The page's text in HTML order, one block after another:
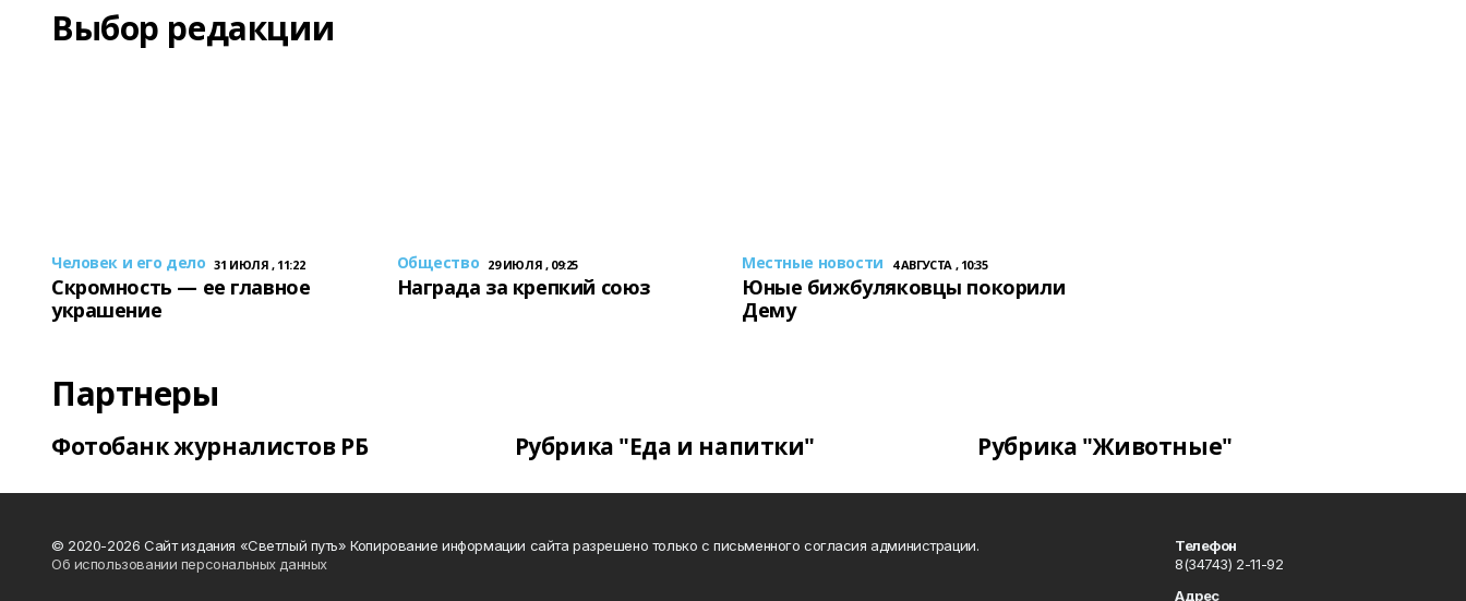
Выбор редакции
Человек и его дело 31 ИЮЛЯ , 11:22
Скромность — ее главное
украшение
Общество 29 ИЮЛЯ , 09:25
Награда за крепкий союз
Местные новости 4 АВГУСТА , 10:35
Юные бижбуляковцы покорили
Дему
Партнеры
Фотобанк журналистов РБ Рубрика "Еда и напитки" Рубрика "Животные"
© 2020-2026 Сайт издания «Светлый путь» Копирование информации сайта разрешено только с письменного согласия администрации.
Об использовании персональных данных
Телефон
8(34743) 2-11-92
Адрес